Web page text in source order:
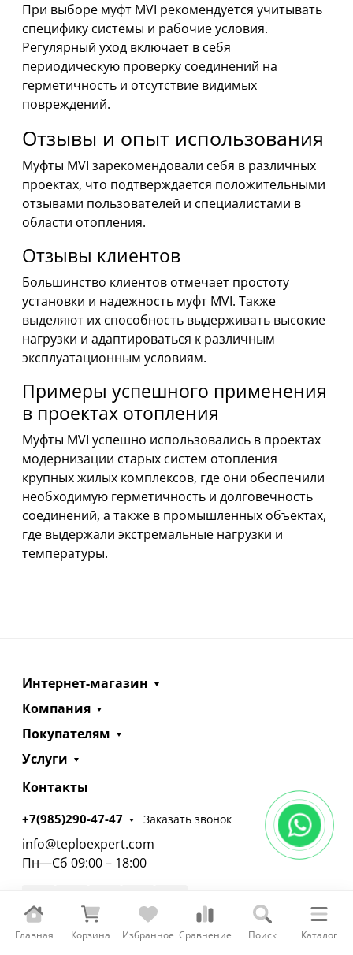
Главная Корзина Избранное Сравнение Поиск Каталог
При выборе муфт MVI рекомендуется учитывать
специфику системы и рабочие условия.
Регулярный уход включает в себя
периодическую проверку соединений на
герметичность и отсутствие видимых
повреждений.
Отзывы и опыт использования
Муфты MVI зарекомендовали себя в различных
проектах, что подтверждается положительными
отзывами пользователей и специалистами в
области отопления.
Отзывы клиентов
Большинство клиентов отмечает простоту
установки и надежность муфт MVI. Также
выделяют их способность выдерживать высокие
нагрузки и адаптироваться к различным
эксплуатационным условиям.
Примеры успешного применения
в проектах отопления
Муфты MVI успешно использовались в проектах
модернизации старых систем отопления
крупных жилых комплексов, где они обеспечили
необходимую герметичность и долговечность
соединений, а также в промышленных объектах,
где выдержали экстремальные нагрузки и
температуры.
Интернет-магазин
Компания
Покупателям
Услуги
Контакты
+7(985)290-47-47 Заказать звонок
info@teploexpert.com
Пн—Сб 09:00 – 18:00